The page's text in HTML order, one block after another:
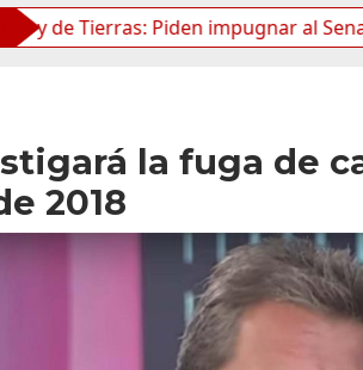
Piden impugnar al Senador
la fuga de
2018